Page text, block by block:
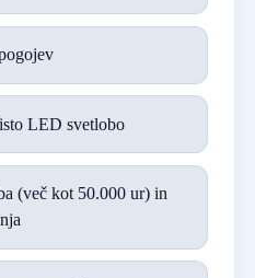
LED svetlobo
(več kot 50.000 ur) in